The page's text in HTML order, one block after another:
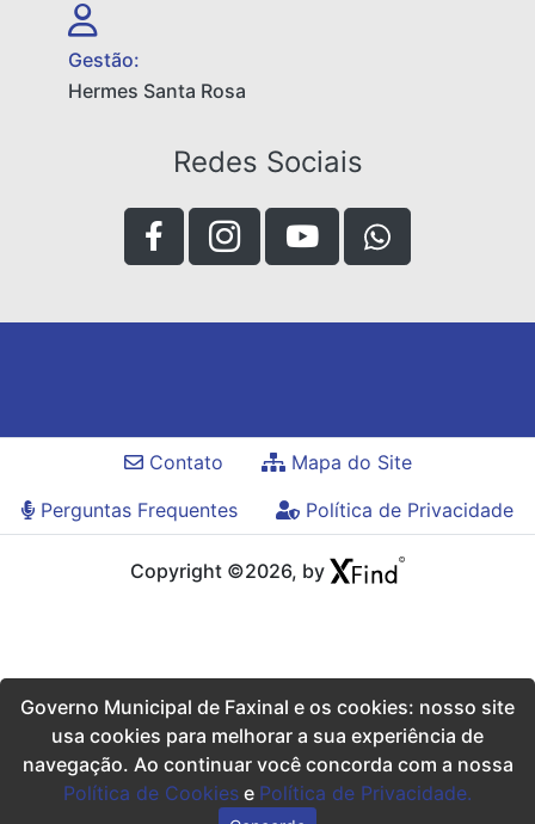
Gestão:
Hermes Santa Rosa
Redes Sociais
Contato
Mapa do Site
Perguntas Frequentes
Política de Privacidade
Copyright ©2026, by
Governo Municipal de Faxinal e os cookies: nosso site
usa cookies para melhorar a sua experiência de
navegação. Ao continuar você concorda com a nossa
Política de Cookies e Política de Privacidade.